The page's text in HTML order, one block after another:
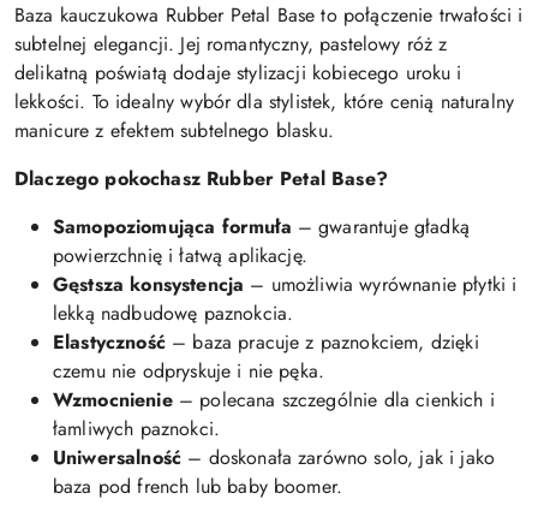
Baza kauczukowa Rubber Petal Base to połączenie trwałości i
subtelnej elegancji. Jej romantyczny, pastelowy róż z
delikatną poświatą dodaje stylizacji kobiecego uroku i
lekkości. To idealny wybór dla stylistek, które cenią naturalny
manicure z efektem subtelnego blasku.
Dlaczego pokochasz Rubber Petal Base?
Samopoziomująca formuła – gwarantuje gładką
powierzchnię i łatwą aplikację.
Gęstsza konsystencja – umożliwia wyrównanie płytki i
lekką nadbudowę paznokcia.
Elastyczność– baza pracuje z paznokciem, dzięki
czemu nie odpryskuje i nie pęka.
Wzmocnienie– polecana szczególnie dla cienkich i
łamliwych paznokci.
Uniwersalność – doskonała zarówno solo, jak i jako
baza pod french lub baby boomer.